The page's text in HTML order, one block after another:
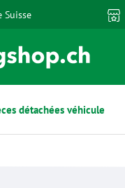
Suisse
détachées véhicule